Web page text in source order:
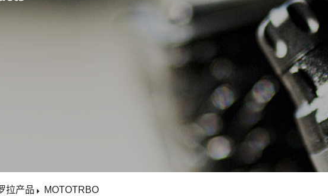
拉产品 MOTOTRBO